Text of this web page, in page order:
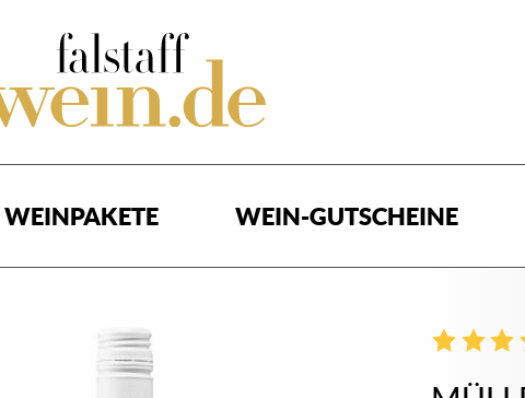
WEINPAKETE WEIN-GUTSCHEINE
1